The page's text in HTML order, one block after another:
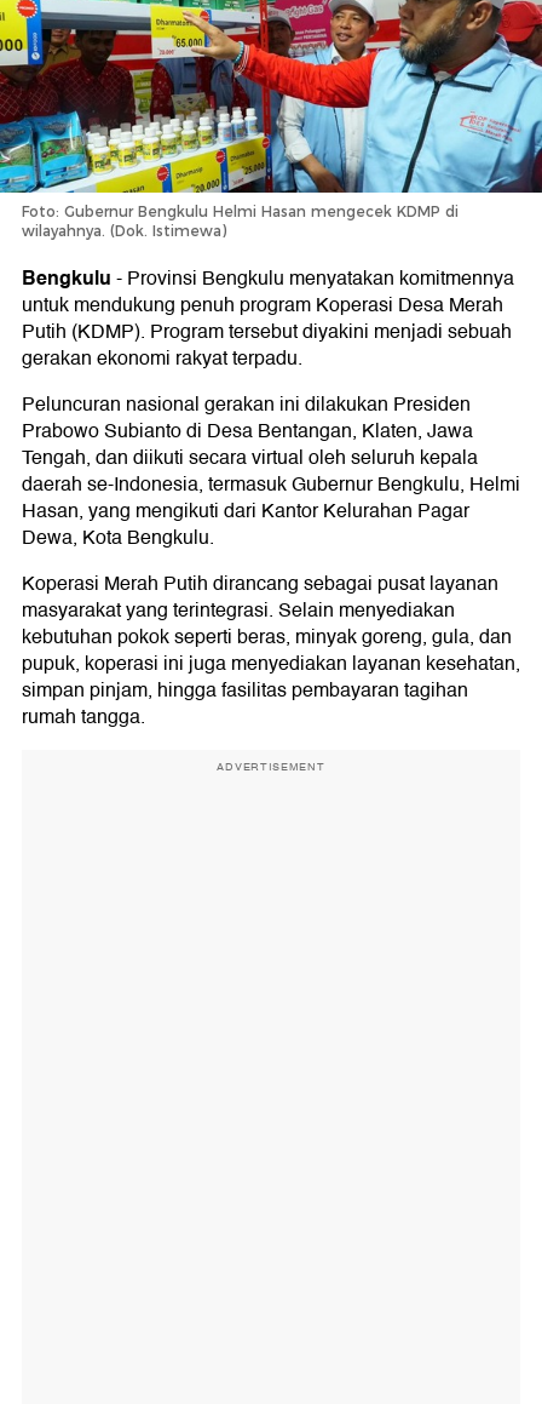
Foto: Gubernur Bengkulu Helmi Hasan mengecek KDMP di
wilayahnya. (Dok. Istimewa)
Bengkulu-Provinsi Bengkulu menyatakan komitmennya
untuk mendukung penuh program Koperasi Desa Merah
Putih (KDMP). Program tersebut diyakini menjadi sebuah
gerakan ekonomi rakyat terpadu.
Peluncuran nasional gerakan ini dilakukan Presiden
Prabowo Subianto di Desa Bentangan, Klaten, Jawa
Tengah, dan diikuti secara virtual oleh seluruh kepala
daerah se-Indonesia, termasuk Gubernur Bengkulu, Helmi
Hasan, yang mengikuti dari Kantor Kelurahan Pagar
Dewa, Kota Bengkulu.
Koperasi Merah Putih dirancang sebagai pusat layanan
masyarakat yang terintegrasi. Selain menyediakan
kebutuhan pokok seperti beras, minyak goreng, gula, dan
pupuk, koperasi ini juga menyediakan layanan kesehatan,
simpan pinjam, hingga fasilitas pembayaran tagihan
rumah tangga.
ADVERTISEMENT